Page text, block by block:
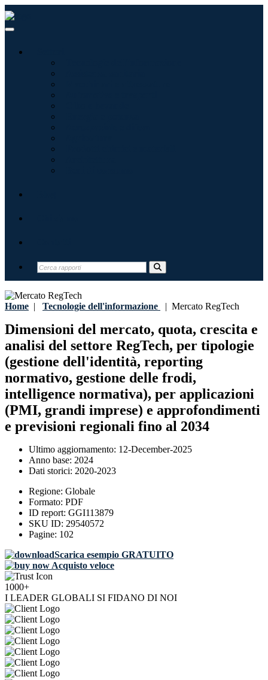
Home | Tecnologie dell'informazione | Mercato RegTech
Dimensioni del mercato, quota, crescita e
analisi del settore RegTech, per tipologie
(gestione dell'identità, reporting
normativo, gestione delle frodi,
intelligence normativa), per applicazioni
(PMI, grandi imprese) e approfondimenti
e previsioni regionali fino al 2034
Ultimo aggiornamento: 12-December-2025
Anno base: 2024
Dati storici: 2020-2023
Regione: Globale
Formato: PDF
ID report: GGI113879
SKU ID: 29540572
Pagine: 102
Scarica esempio GRATUITO
Acquisto veloce
1000+
I LEADER GLOBALI SI FIDANO DI NOI